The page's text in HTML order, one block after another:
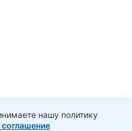
нашу политику